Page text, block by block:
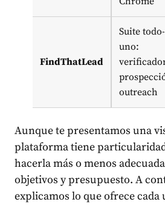
FindThatLead
Suite
uno:
outreach
Aunque te presentamos una
plataforma tiene
hacerla más o menos
objetivos y presupuesto. A
explicamos lo que ofrece cada